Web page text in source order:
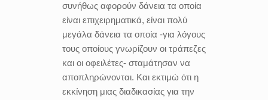
συνήθως αφορούν δάνεια τα οποία
είναι επιχειρηματικά, είναι πολύ
μεγάλα δάνεια τα οποία -για λόγους
τους οποίους γνωρίζουν οι τράπεζες
και οι οφειλέτες- σταμάτησαν να
αποπληρώνονται. Και εκτιμώ ότι η
εκκίνηση μιας διαδικασίας για την